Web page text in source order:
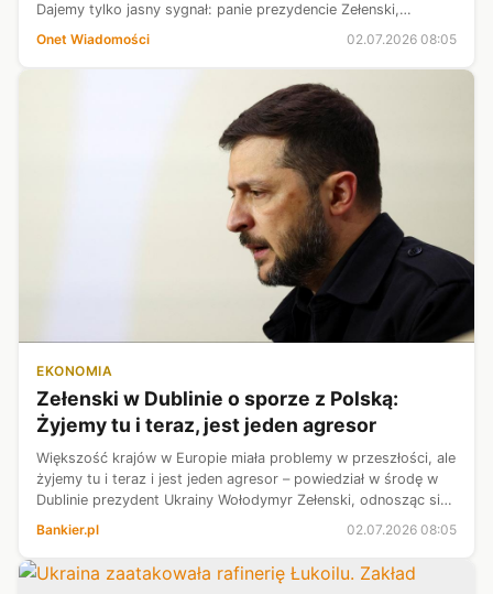
Dajemy tylko jasny sygnał: panie prezydencie Zełenski,
mówiliśmy, że to poszło o jeden most za daleko —
Onet Wiadomości 02.07.2026 08:05
EKONOMIA
Zełenski w Dublinie o sporze z Polską:
Żyjemy tu i teraz, jest jeden agresor
Większość krajów w Europie miała problemy w przeszłości, ale
żyjemy tu i teraz i jest jeden agresor – powiedział w środę w
Dublinie prezydent Ukrainy Wołodymyr Zełenski, odnosząc się
do konfliktu z Polską. Dodał, że „jeśli są pytania, znajdą się na
Bankier.pl 02.07.2026 08:05